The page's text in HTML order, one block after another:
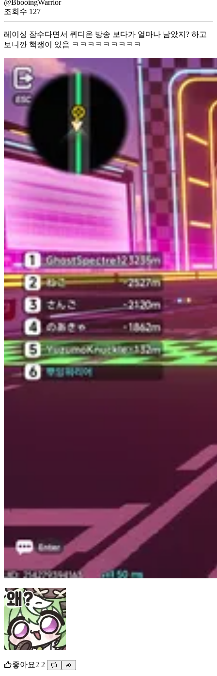
@BbooingWarrior
조회수 127
레이싱 잠수다면서 퀴디온 방송 보다가 얼마나 남았지? 하고
보니깐 핵쟁이 있음 ㅋㅋㅋㅋㅋㅋㅋㅋㅋ
좋아요2 2